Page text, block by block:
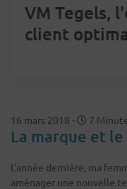
VM Tegels,
client
16 mars 2018 - 7
La marque et
L'année dernière, ma
aménager une nouvelle